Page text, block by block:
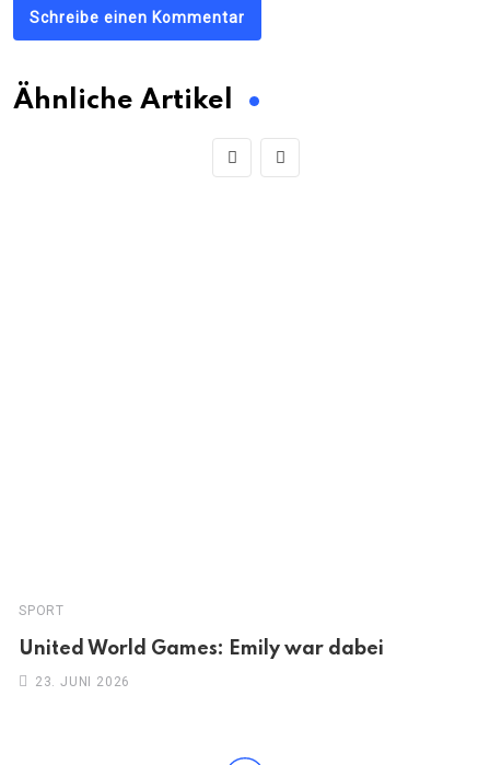
Schreibe einen Kommentar
Ähnliche Artikel
SPORT
United World Games: Emily war dabei
23. JUNI 2026